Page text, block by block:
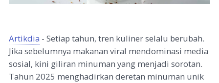
Artikdia - Setiap tahun, tren kuliner selalu berubah.
Jika sebelumnya makanan viral mendominasi media
sosial, kini giliran minuman yang menjadi sorotan.
Tahun 2025 menghadirkan deretan minuman unik